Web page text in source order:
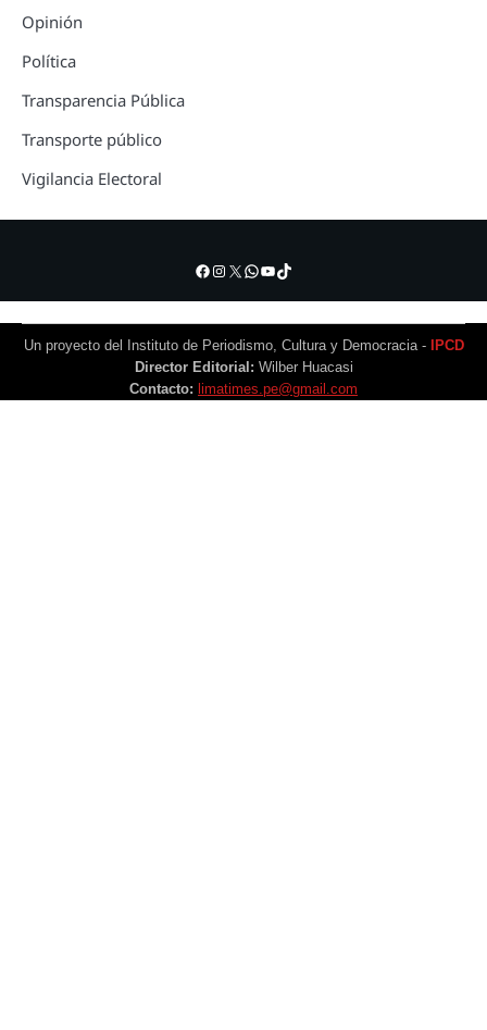
Opinión
Política
Transparencia Pública
Transporte público
Vigilancia Electoral
Facebook
Instagram
X WhatsApp
YouTube
TikTok
Un proyecto del Instituto de Periodismo, Cultura y Democracia - IPCD
Director Editorial: Wilber Huacasi
Contacto: limatimes.pe@gmail.com